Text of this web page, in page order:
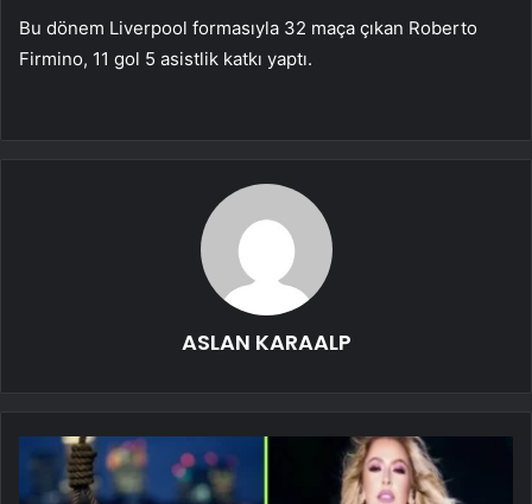
Bu dönem Liverpool formasıyla 32 maça çıkan Roberto
Firmino, 11 gol 5 asistlik katkı yaptı.
ASLAN KARAALP